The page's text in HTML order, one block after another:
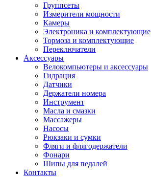
Группсеты
Измерители мощности
Камеры
Электроника и комплектующие
Тормоза и комплектующие
Переключатели
Аксессуары
Велокомпьютеры и аксессуары
Гидрация
Датчики
Держатели номера
Инструмент
Масла и смазки
Массажеры
Насосы
Рюкзаки и сумки
Фляги и флягодержатели
Фонари
Шипы для педалей
Контакты